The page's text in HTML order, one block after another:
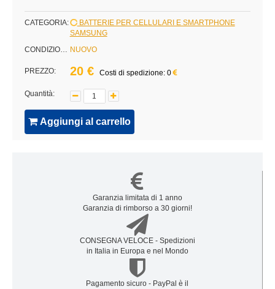
CATEGORIA:
BATTERIE PER CELLULARI E SMARTPHONE
SAMSUNG
CONDIZIONE: NUOVO
PREZZO: 20 € Costi di spedizione: 0
Quantità:
Aggiungi al carrello
Garanzia limitata di 1 anno
Garanzia di rimborso a 30 giorni!
CONSEGNA VELOCE - Spedizioni
in Italia in Europa e nel Mondo
Pagamento sicuro - PayPal è il